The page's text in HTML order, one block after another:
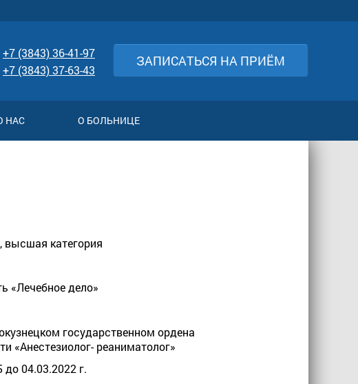
+7 (3843) 36-41-97
+7 (3843) 37-63-43
ЗАПИСАТЬСЯ НА ПРИЁМ
НАС О БОЛЬНИЦЕ
высшая категория
«Лечебное дело»
государственном ордена
«Анестезиолог- реаниматолог»
04.03.2022 г.